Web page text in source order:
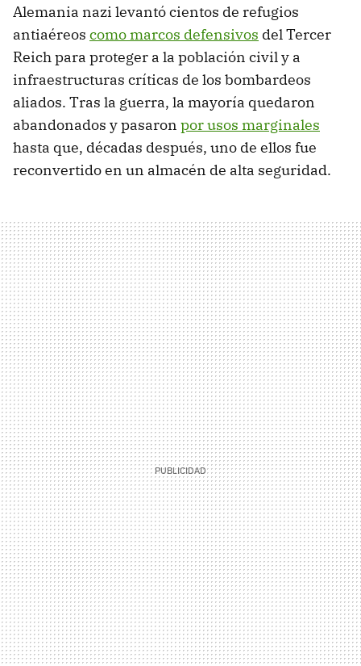
Alemania nazi levantó cientos de refugios
antiaéreos como marcos defensivos del Tercer
Reich para proteger a la población civil y a
infraestructuras críticas de los bombardeos
aliados. Tras la guerra, la mayoría quedaron
abandonados y pasaron por usos marginales
hasta que, décadas después, uno de ellos fue
reconvertido en un almacén de alta seguridad.